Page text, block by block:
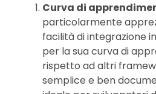
Curva di
particolarmente
facilità di integrazione
per la sua curva di
rispetto ad altri
semplice e ben